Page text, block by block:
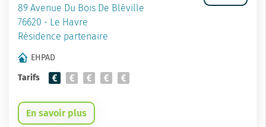
89 Avenue Du Bois De Bléville
76620 - Le Havre
Résidence partenaire
EHPAD
Tarifs
En savoir plus